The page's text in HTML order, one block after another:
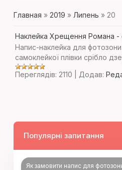
Главная » 2019 » Липень » 20
Наклейка Хрещення Романа -
Напис-наклейка для
самоклейкої плівки срібло
Переглядів: 2110 Додав:
Популярні запитання
Як замовити напис для